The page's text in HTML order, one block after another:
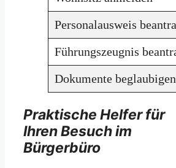
Personalausweis
Führungszeugnis
Dokumente beglaubigen
Praktische Helfer für
Ihren Besuch im
Bürgerbüro